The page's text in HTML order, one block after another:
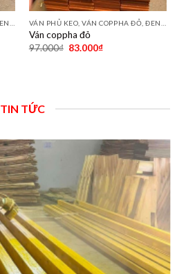
Ván coppha đỏ
97.000₫ 83.000₫
TIN TỨC